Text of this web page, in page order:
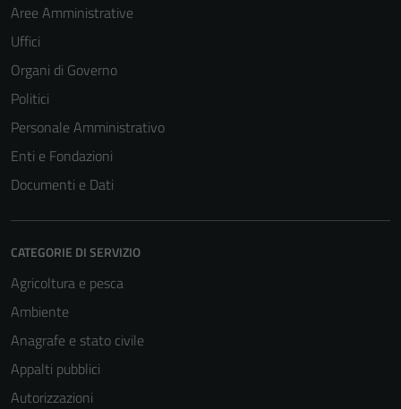
Aree Amministrative
Uffici
Organi di Governo
Politici
Personale Amministrativo
Enti e Fondazioni
Documenti e Dati
CATEGORIE DI SERVIZIO
Agricoltura e pesca
Ambiente
Anagrafe e stato civile
Appalti pubblici
Autorizzazioni
sono necessari